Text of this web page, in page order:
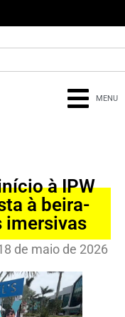
MENU
à IPW
à beira-
imersivas
de maio de 2026